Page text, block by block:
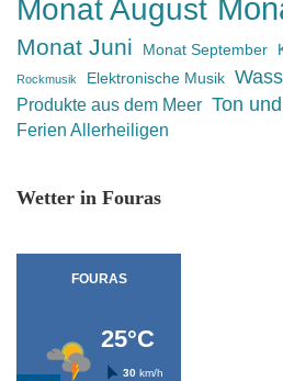
Monat August
Monat Juni Monat September
Rockmusik Elektronische Musik
Produkte aus dem Meer Ton
Ferien Allerheiligen
Wetter in Fouras